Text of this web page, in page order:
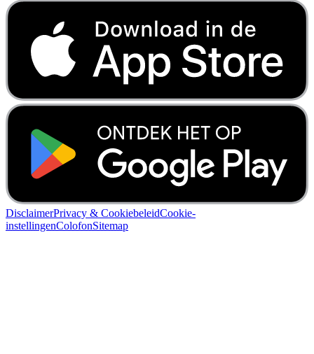
DisclaimerPrivacy & CookiebeleidCookie-
instellingenColofonSitemap